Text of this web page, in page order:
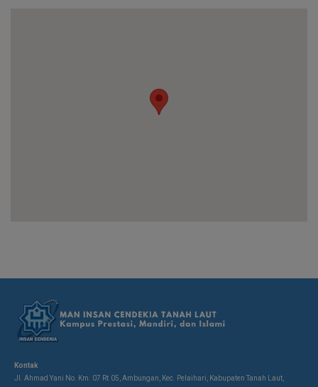
Kontak
Jl. Ahmad Yani No. Km. 07 Rt.05, Ambungan, Kec. Pelaihari, Kabupaten Tanah Laut,